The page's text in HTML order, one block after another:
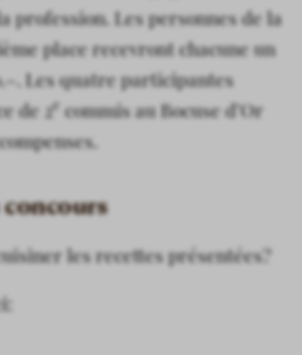
profession. Les personnes de la
place recevront chacune un
Les quatre participantes
de 2e commis au Bocuse d’Or
les recettes présentées?